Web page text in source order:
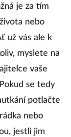
je za tím
nebo
už vás ale k
myslete na
vaše
se tedy
potlačte
nebo
jestli jim